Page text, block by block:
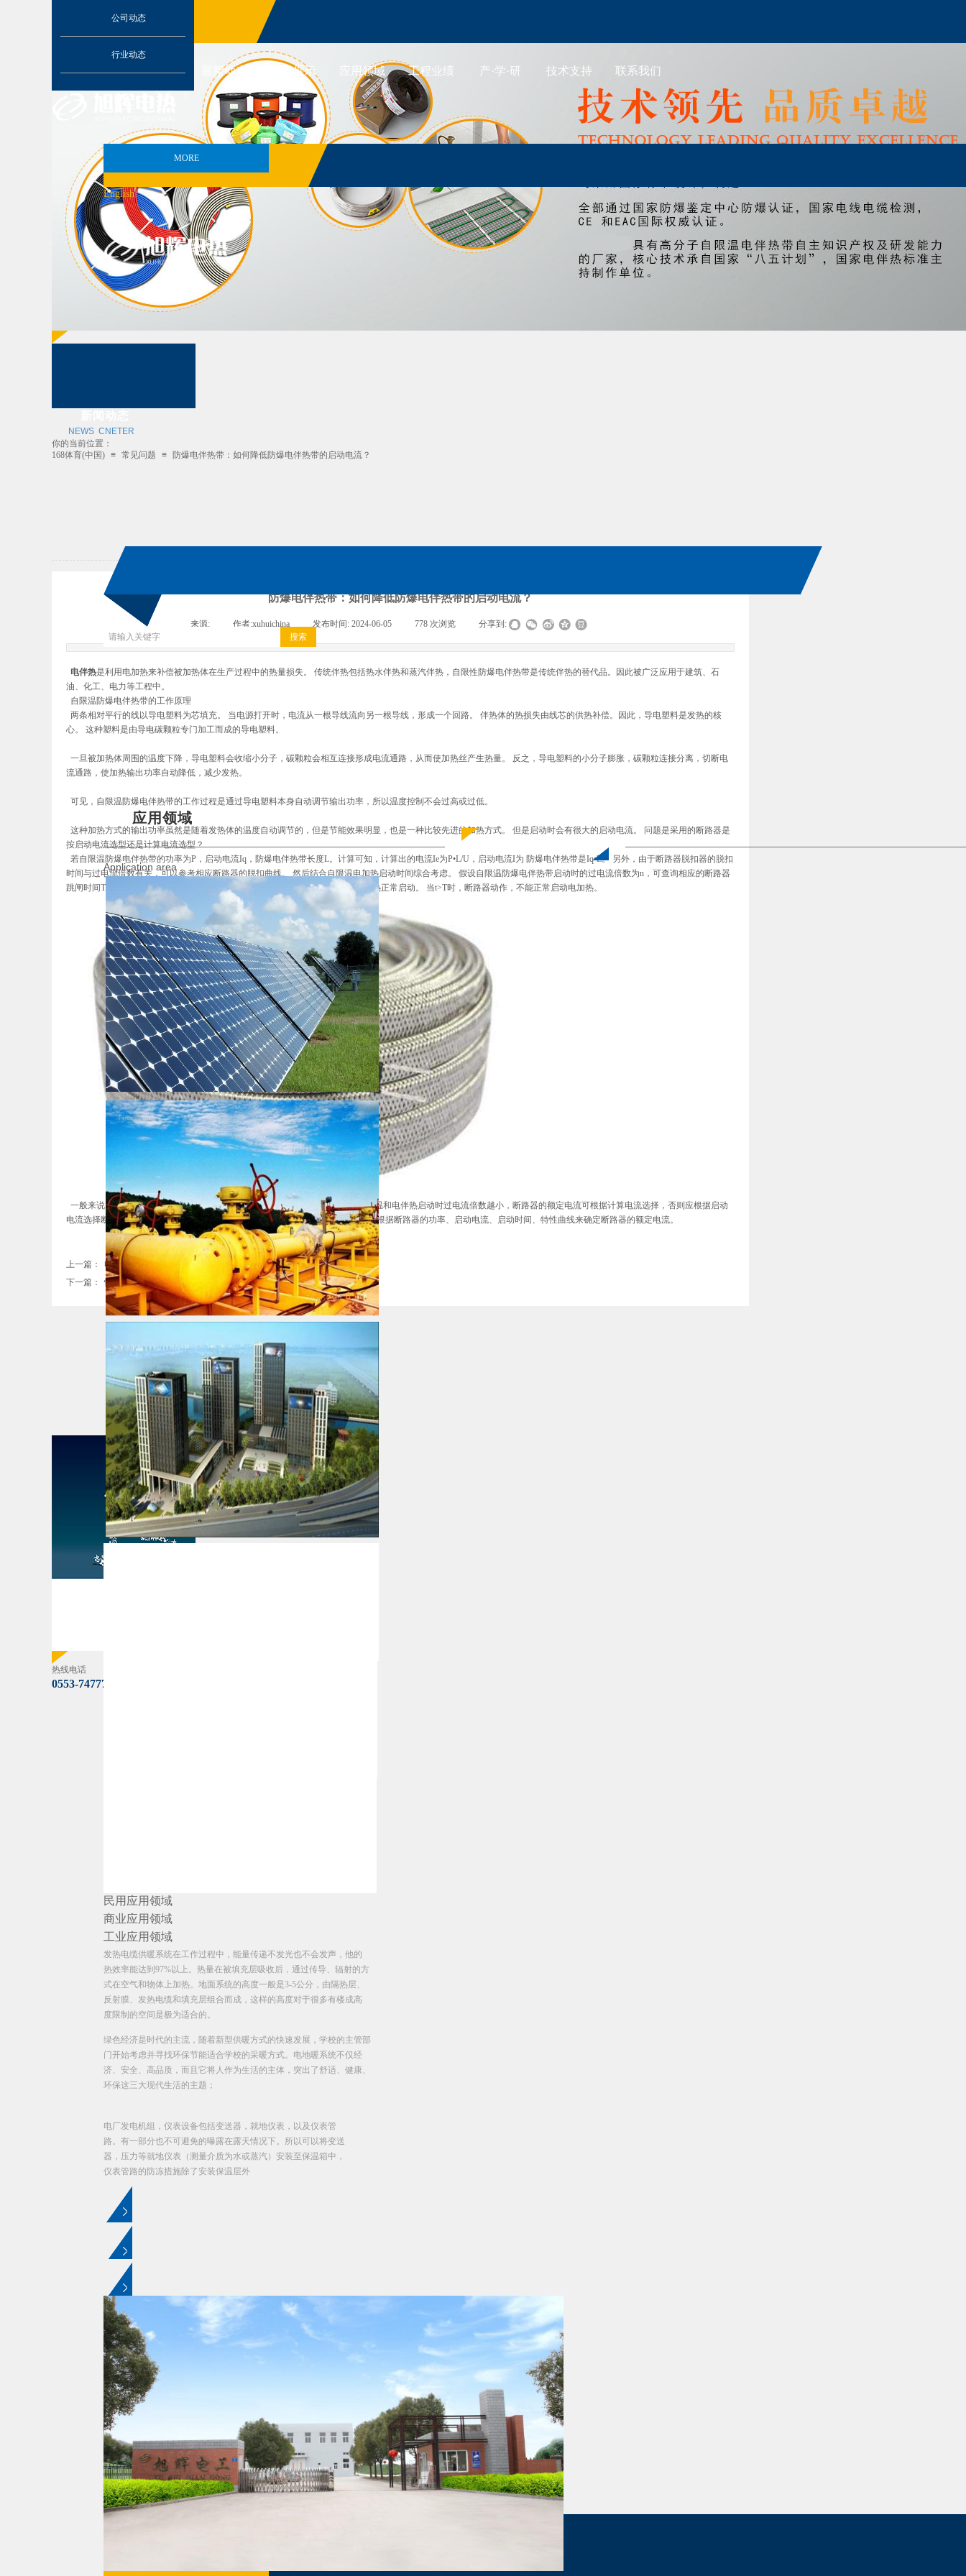
168体育(中国) 关于旭辉 最新动态 产品展示 应用领域 工程业绩 产·学·研 技术支持 联系我们
NEWS CNETER
你的当前位置：
168体育(中国) ≡ 常见问题 ≡ 防爆电伴热带：如何降低防爆电伴热带的启动电流？
公司动态
行业动态
防爆电伴热带：如何降低防爆电伴热带的启动电流？
来源: 作者:xuhuichina 发布时间: 2024-06-05 778 次浏览 分享到:
电伴热是利用电加热来补偿被加热体在生产过程中的热量损失。 传统伴热包括热水伴热和蒸汽伴热，自限性防爆电伴热带是传统伴热的替代品。因此被广泛应用于建筑、石
油、化工、电力等工程中。
自限温防爆电伴热带的工作原理
两条相对平行的线以导电塑料为芯填充。 当电源打开时，电流从一根导线流向另一根导线，形成一个回路。 伴热体的热损失由线芯的供热补偿。因此，导电塑料是发热的核
心。 这种塑料是由导电碳颗粒专门加工而成的导电塑料。
一旦被加热体周围的温度下降，导电塑料会收缩小分子，碳颗粒会相互连接形成电流通路，从而使加热丝产生热量。 反之，导电塑料的小分子膨胀，碳颗粒连接分离，切断电
流通路，使加热输出功率自动降低，减少发热。
可见，自限温防爆电伴热带的工作过程是通过导电塑料本身自动调节输出功率，所以温度控制不会过高或过低。
这种加热方式的输出功率虽然是随着发热体的温度自动调节的，但是节能效果明显，也是一种比较先进的加热方式。 但是启动时会有很大的启动电流。 问题是采用的断路器是
按启动电流选型还是计算电流选型？
若自限温防爆电伴热带的功率为P，启动电流Iq，防爆电伴热带长度L。计算可知，计算出的电流Ie为P•L/U，启动电流I为 防爆电伴热带是Iq•L。 另外，由于断路器脱扣器的脱扣
时间与过电流倍数有关，可以参考相应断路器的脱扣曲线。 然后结合自限温电加热启动时间综合考虑。 假设自限温防爆电伴热带启动时的过电流倍数为n，可查询相应的断路器
跳闸时间T，自限温防爆电伴热带的启动时间为t。 当t<T且断路器不动作时，电加热正常启动。 当t>T时，断路器动作，不能正常启动电加热。
一般来说，断路器遇到的过电流倍数越大，脱扣器的脱扣时间越短。 因此，自限温和电伴热启动时过电流倍数越小，断路器的额定电流可根据计算电流选择，否则应根据启动
电流选择断路器的额定电流。至于是否根据启动电流来选择断路器的额定电流，要根据断路器的功率、启动电流、启动时间、特性曲线来确定断路器的额定电流。
上一篇：
电热带使用方法
下一篇：
恒功率电伴热带 系统......
热线电话
0553-7477753
English​
168体育(中国) 关于旭辉 产品展示 应用领域 工程业绩 产·学·研 技术支持 联系我们
搜索
应用领域
Application area
民用应用领域
商业应用领域
工业应用领域
发热电缆供暖系统在工作过程中，能量传递不发光也不会发声，他的
热效率能达到97%以上。热量在被填充层吸收后，通过传导、辐射的方
式在空气和物体上加热。地面系统的高度一般是3-5公分，由隔热层、
反射膜、发热电缆和填充层组合而成，这样的高度对于很多有楼成高
度限制的空间是极为适合的。
绿色经济是时代的主流，随着新型供暖方式的快速发展，学校的主管部
门开始考虑并寻找环保节能适合学校的采暖方式。电地暖系统不仅经
济、安全、高品质，而且它将人作为生活的主体，突出了舒适、健康、
环保这三大现代生活的主题；
电厂发电机组，仪表设备包括变送器，就地仪表，以及仪表管
路。有一部分也不可避免的曝露在露天情况下。所以可以将变送
器，压力等就地仪表（测量介质为水或蒸汽）安装至保温箱中，
仪表管路的防冻措施除了安装保温层外
MORE
MORE